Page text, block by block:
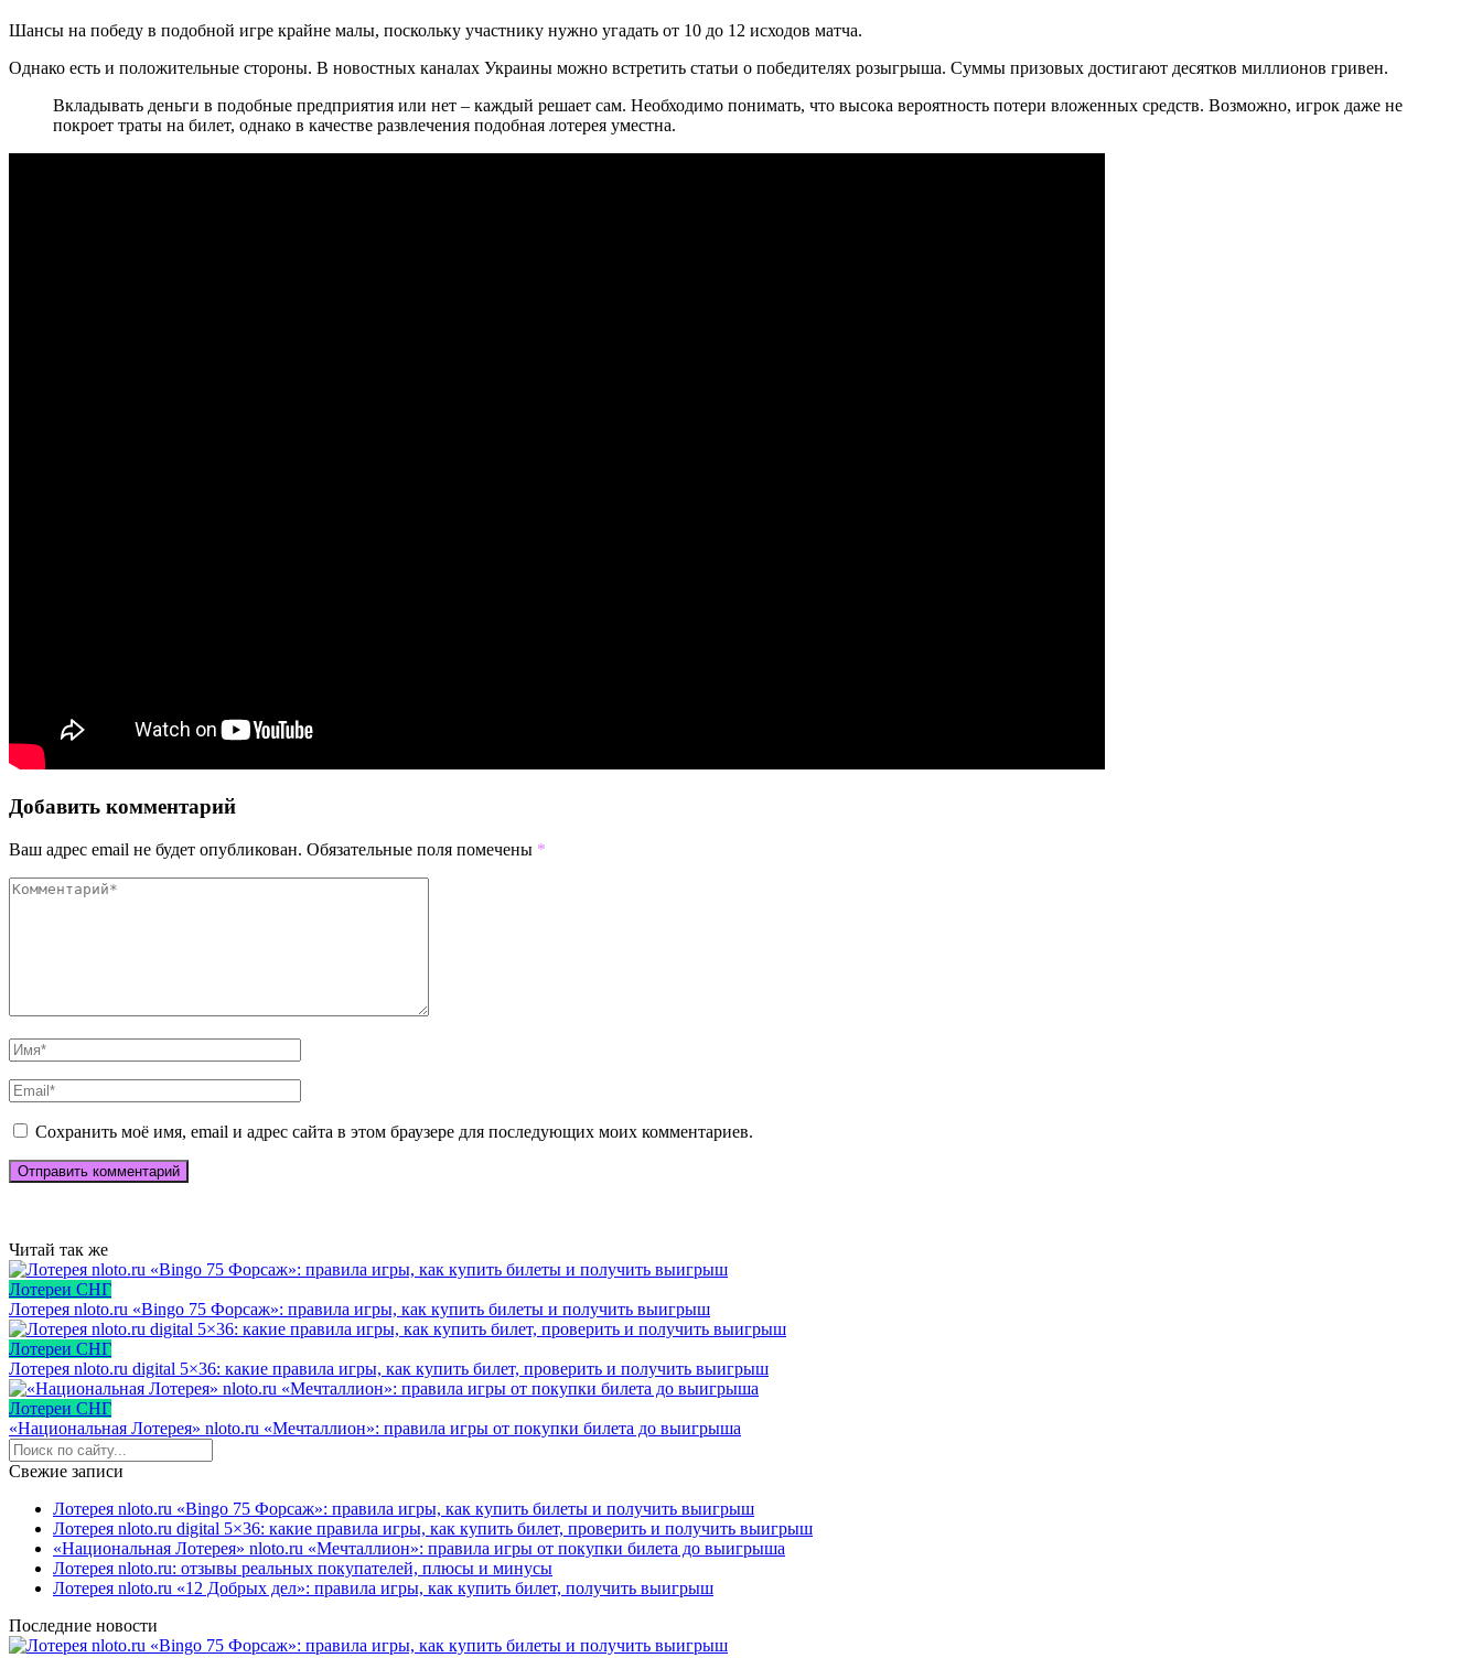
Шансы на победу в подобной игре крайне малы, поскольку участнику нужно угадать от 10 до 12 исходов матча.
Однако есть и положительные стороны. В новостных каналах Украины можно встретить статьи о победителях розыгрыша. Суммы призовых достигают десятков миллионов гривен.
Вкладывать деньги в подобные предприятия или нет – каждый решает сам. Необходимо понимать, что высока вероятность потери вложенных средств. Возможно, игрок даже не
покроет траты на билет, однако в качестве развлечения подобная лотерея уместна.
Добавить комментарий
Ваш адрес email не будет опубликован. Обязательные поля помечены *
Сохранить моё имя, email и адрес сайта в этом браузере для последующих моих комментариев.
Читай так же
Лотереи СНГ
Лотерея nloto.ru «Bingo 75 Форсаж»: правила игры, как купить билеты и получить выигрыш
Лотереи СНГ
Лотерея nloto.ru digital 5×36: какие правила игры, как купить билет, проверить и получить выигрыш
Лотереи СНГ
«Национальная Лотерея» nloto.ru «Мечталлион»: правила игры от покупки билета до выигрыша
Свежие записи
Лотерея nloto.ru «Bingo 75 Форсаж»: правила игры, как купить билеты и получить выигрыш
Лотерея nloto.ru digital 5×36: какие правила игры, как купить билет, проверить и получить выигрыш
«Национальная Лотерея» nloto.ru «Мечталлион»: правила игры от покупки билета до выигрыша
Лотерея nloto.ru: отзывы реальных покупателей, плюсы и минусы
Лотерея nloto.ru «12 Добрых дел»: правила игры, как купить билет, получить выигрыш
Последние новости